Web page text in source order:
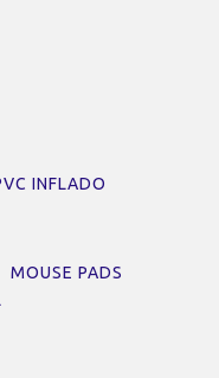
INFLADO
MOUSE PADS